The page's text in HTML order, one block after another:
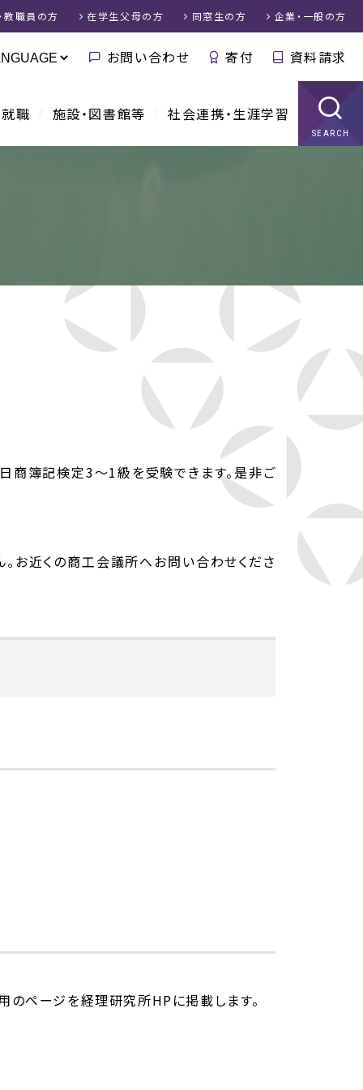
職 施設・図書館等 社会連携・生涯学習
SEARCH
教職員 の方 在学生父母の方 同窓生の方 企業・一般の方
お問い合わせ 寄付 資料請求
商簿記検定3～1級を受験できます。是非ご
お近くの商工会議所へお問い合わせくださ
のページを経理研究所HPに掲載します。